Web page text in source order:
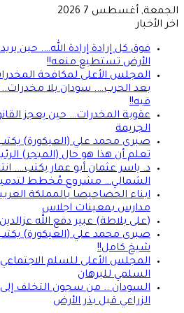
الجمعة, أغسطس 7 2026
اخر الأخبار
فوق كل إرادة إرادة الله…. حين
الأرض تستطيع منعه!!
المجلس الأعلى لمكافحة
بعد الحرب…. سودان بلا
فيه!!
عقوبة المخدرات… حين يعجز
الجريمة
صبرى محمد علي (العيكورة)
تعلم أن هذا هو حال (الميجر)
د. ياسر عثمان أبو عمار يكتب….
الشمالي… مشروع مُخطط
مدارس بمعينات اجلاس
(على بلاطة) عبير دفع الله
صبرى محمد علي (العيكورة)
شيخ كامل!!
المجلس الأعلى للسلم
السلمي للبرهان
السودان .. من سجون التخلف إلى
الزراعي قبل بذر الأرض